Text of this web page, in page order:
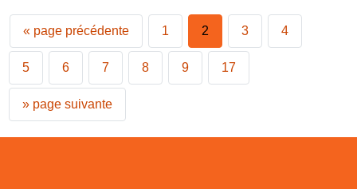
« page précédente 1 2 3 4
5 6 7 8 9 17
» page suivante